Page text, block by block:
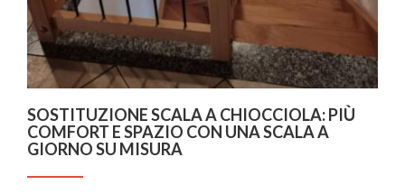
SOSTITUZIONE SCALA A CHIOCCIOLA: PIÙ
COMFORT E SPAZIO CON UNA SCALA A
GIORNO SU MISURA